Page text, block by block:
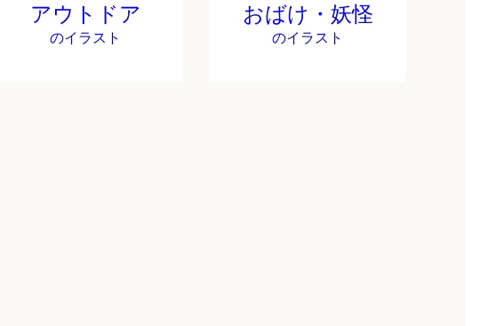
アウトドア
のイラスト
おばけ・妖怪
のイラスト